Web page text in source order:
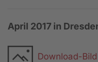
April 2017 in
Download-